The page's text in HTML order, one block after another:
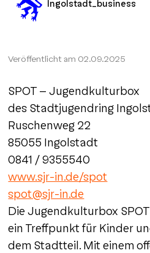
Ingolstadt_business
Veröffentlicht am 02.09.2025
SPOT - Jugendkulturbox
des Stadtjugendring
Ruschenweg 22
85055 Ingolstadt
0841 / 9355540
www.sjr-in.de/spot
spot@sjr-in.de
Die Jugendkulturbox
ein Treffpunkt für Kinder
dem Stadtteil. Mit einem